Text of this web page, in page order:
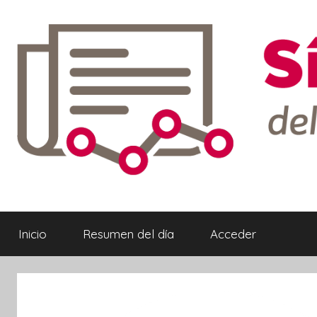
contenido
Informativa
Inicio Resumen del día Acceder